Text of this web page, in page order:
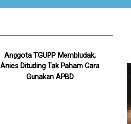
Anggota TGUPP Membludak,
Anies Dituding Tak Paham Cara
Gunakan APBD